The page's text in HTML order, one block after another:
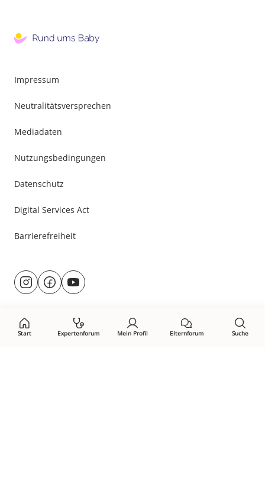
Start Expertenforum Mein Profil Elternforum Suche
Impressum
Neutralitätsversprechen
Mediadaten
Nutzungsbedingungen
Datenschutz
Digital Services Act
Barrierefreiheit
Besuche
uns@rund.ums.baby
facebook.com/rundumsbaby.de
youtube.com/@rundumsbaby_